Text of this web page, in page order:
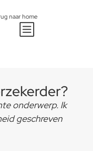
naar home
onderwerp. Ik
geschreven